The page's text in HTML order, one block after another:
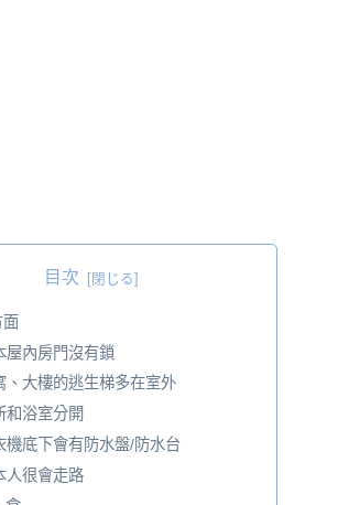
目次
屋內房門沒有鎖
、大樓的逃生梯多在室外
和浴室分開
機底下會有防水盤/防水台
人很會走路